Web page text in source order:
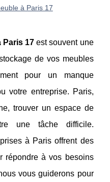
à Paris 17
Paris 17 est souvent une
de vos meubles
pour un manque
votre entreprise. Paris,
trouver un espace de
une tâche difficile.
à Paris offrent des
répondre à vos besoins
vous guiderons pour